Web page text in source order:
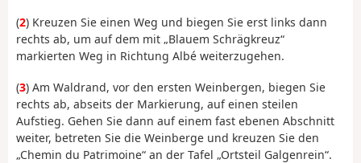
(2) Kreuzen Sie einen Weg und biegen Sie erst links dann
rechts ab, um auf dem mit „Blauem Schrägkreuz“
markierten Weg in Richtung Albé weiterzugehen.
(3) Am Waldrand, vor den ersten Weinbergen, biegen Sie
rechts ab, abseits der Markierung, auf einen steilen
Aufstieg. Gehen Sie dann auf einem fast ebenen Abschnitt
weiter, betreten Sie die Weinberge und kreuzen Sie den
„Chemin du Patrimoine“ an der Tafel „Ortsteil Galgenrein“.